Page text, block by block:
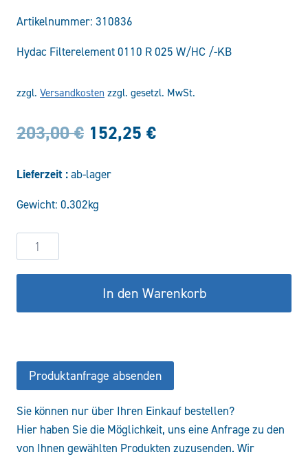
Artikelnummer: 310836
Hydac Filterelement 0110 R 025 W/HC /-KB
zzgl. Versandkosten zzgl. gesetzl. MwSt.
203,00€ Ursprünglicher
war:
203,00 €
152,25 €Aktueller
Lieferzeit : ab-lager
Gewicht: 0.302kg
Filterelement
0110
R
W/HC
Menge
In den Warenkorb
Produktanfrage absenden
Sie können nur über Ihren Einkauf bestellen?
Hier haben Sie die Möglichkeit, uns eine Anfrage zu den
von Ihnen gewählten Produkten zuzusenden. Wir